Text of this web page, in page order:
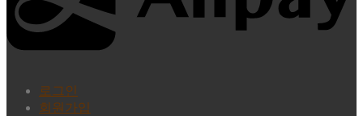
로그인
회원가입